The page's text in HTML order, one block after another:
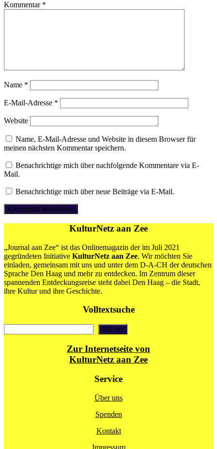
Kommentar *
Name *
E-Mail-Adresse *
Website
Name, E-Mail-Adresse und Website in diesem Browser für
meinen nächsten Kommentar speichern.
Benachrichtige mich über nachfolgende Kommentare via E-
Mail.
Benachrichtige mich über neue Beiträge via E-Mail.
KulturNetz aan Zee
„Journal aan Zee“ ist das Onlinemagazin der im Juli 2021
gegründeten Initiative KulturNetz aan Zee. Wir möchten Sie
einladen, gemeinsam mit uns und unter dem D-A-CH der deutschen
Sprache Den Haag und mehr zu entdecken. Im Zentrum dieser
spannenden Entdeckungsreise steht dabei Den Haag – die Stadt,
ihre Kultur und ihre Geschichte.
Volltextsuche
Suchen
Zur Internetseite von
KulturNetz aan Zee
Service
Über uns
Spenden
Kontakt